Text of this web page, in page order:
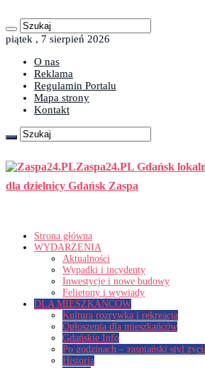
piątek , 7 sierpień 2026
O nas
Reklama
Regulamin Portalu
Mapa strony
Kontakt
Zaspa24.PL Gdańsk
dla dzielnicy Gdańsk Zaspa
Strona główna
WYDARZENIA
Aktualności
Wypadki i incydenty
Inwestycje i nowe budowy
Felietony i wywiady
DLA MIESZKAŃCÓW
Kultura rozrywka i rekreacja
Ogłoszenia dla mieszkańców
Gdańskie Info
Po godzinach – zaspiański styl
Historia